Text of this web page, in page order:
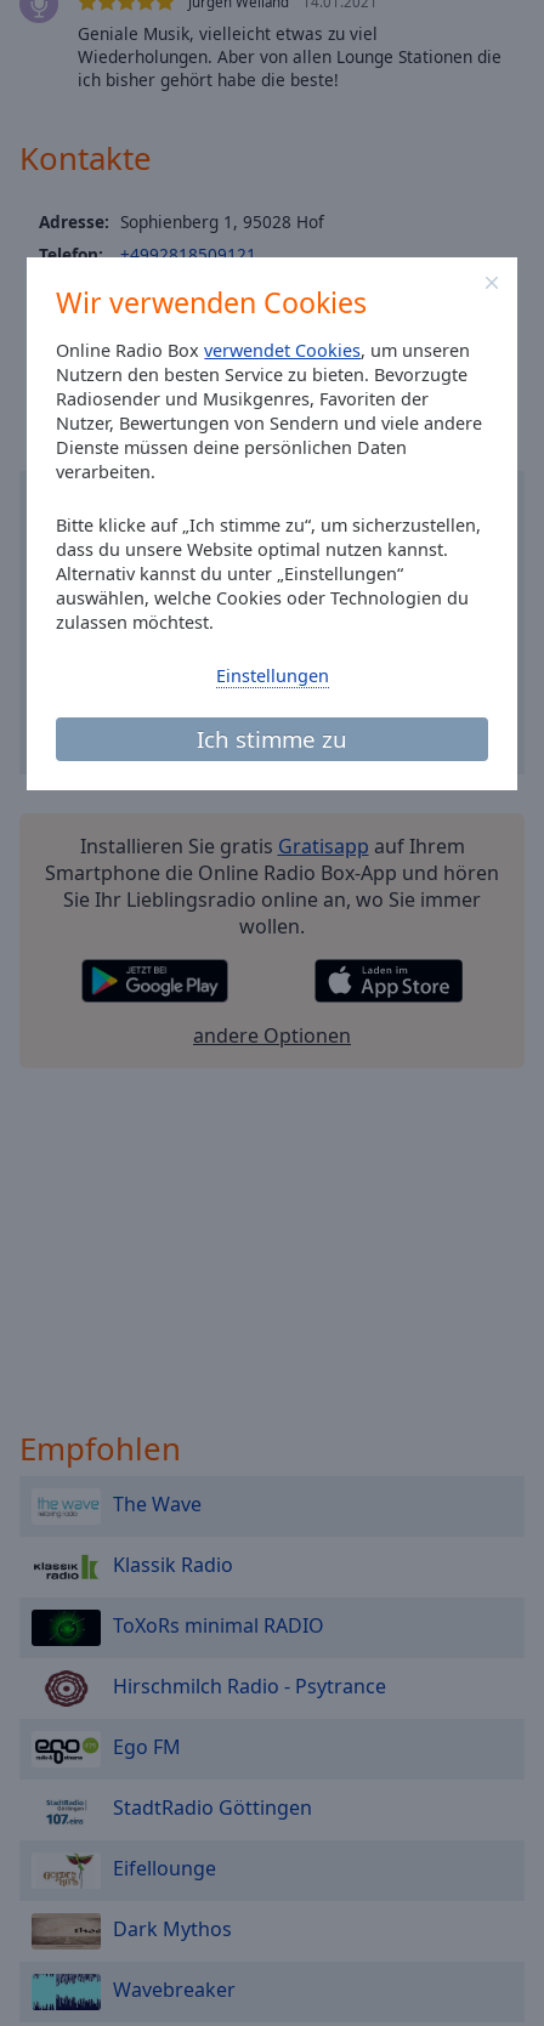
Wir verwenden Cookies
Online Radio Boxverwendet Cookies, um unseren
Nutzern den besten Service zu bieten. Bevorzugte
Radiosender und Musikgenres, Favoriten der
Nutzer, Bewertungen von Sendern und viele andere
Dienste müssen deine persönlichen Daten
verarbeiten.
Bitte klicke auf „Ich stimme zu“, um sicherzustellen,
dass du unsere Website optimal nutzen kannst.
Alternativ kannst du unter „Einstellungen“
auswählen, welche Cookies oder Technologien du
zulassen möchtest.
Ich stimme zu
Einstellungen
Area
Background
Opacity
Font
Size
Family
dialog
Geniale Musik, vielleicht etwas zu viel
Wiederholungen. Aber von allen Lounge Stationen die
ich bisher gehört habe die beste!
Kontakte
Adresse: Sophienberg 1, 95028 Hof
Telefon:
+4992818509121
Website:
www.1aradio.com
Email:
info@1aradio.com
Ortszeit in Hof: 14:02,08.07.2026
Installieren Sie gratis Gratisapp auf Ihrem
Smartphone die Online Radio Box-App und hören
Sie Ihr Lieblingsradio online an, wo Sie immer
wollen.
andere Optionen
Empfohlen
The Wave
Klassik Radio
ToXoRs minimal RADIO
Hirschmilch Radio - Psytrance
Ego FM
StadtRadio Göttingen
Eifellounge
Dark Mythos
Wavebreaker